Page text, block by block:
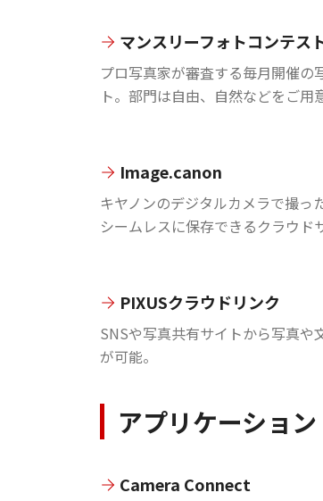
マンスリーフォトコンテス
プロ写真家が審査する毎月開催の
ト。部門は自由、自然などをご用
Image.canon
キヤノンのデジタルカメラで撮っ
シームレスに保存できるクラウド
PIXUSクラウドリンク
SNSや写真共有サイトから写真や
が可能。
アプリケーション
Camera Connect